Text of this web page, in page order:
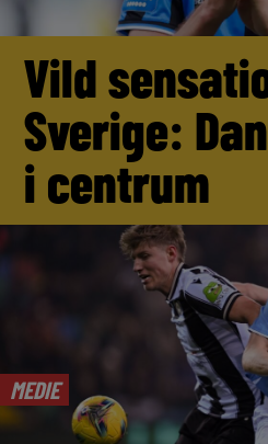
Vild
Sverige:
i centrum
MEDIE